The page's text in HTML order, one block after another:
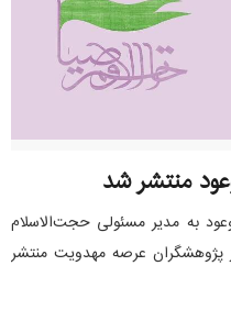
به مدیر مسئولی حجت‌الاسلام
پژوهشگران عرصه مهدویت منتشر